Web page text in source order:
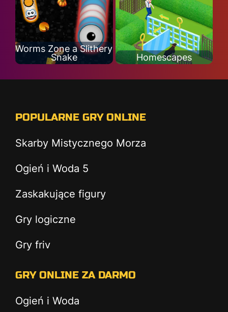
Worms Zone a Slithery
Snake
Homescapes
POPULARNE GRY ONLINE
Skarby Mistycznego Morza
Ogień i Woda 5
Zaskakujące figury
Gry logiczne
Gry friv
GRY ONLINE ZA DARMO
Ogień i Woda